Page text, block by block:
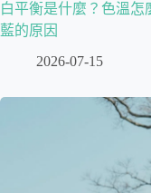
白平衡是什麼？色溫
藍的原因
2026-07-15